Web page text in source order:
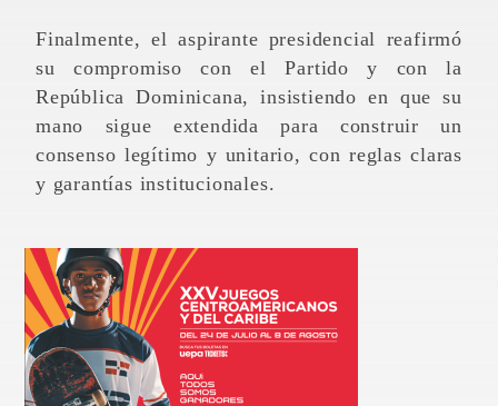
Finalmente, el aspirante presidencial reafirmó
su compromiso con el Partido y con la
República Dominicana, insistiendo en que su
mano sigue extendida para construir un
consenso legítimo y unitario, con reglas claras
y garantías institucionales.